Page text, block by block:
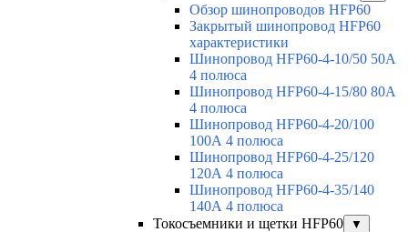
Обзор шинопроводов HFP60
Закрытый шинопровод HFP60
характеристики
Шинопровод HFP60-4-10/50 50А
4 полюса
Шинопровод HFP60-4-15/80 80А
4 полюса
Шинопровод HFP60-4-20/100
100А 4 полюса
Шинопровод HFP60-4-25/120
120А 4 полюса
Шинопровод HFP60-4-35/140
140А 4 полюса
Токосъемники и щетки HFP60
▼